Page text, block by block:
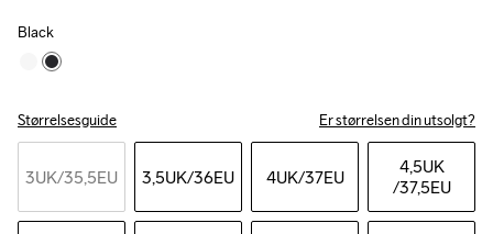
Black
Størrelsesguide Er størrelsen din utsolgt?
3UK/35,5EU 3,5UK/36EU 4UK/37EU
4,5UK
/37,5EU